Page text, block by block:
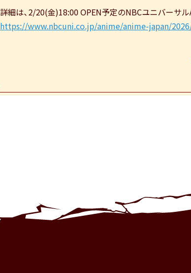
詳細は、2/20(金)18:00 OPEN予定のNBCユニバーサ
https://www.nbcuni.co.jp/anime/anime-japan/